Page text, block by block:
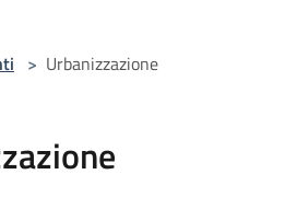
> Urbanizzazione